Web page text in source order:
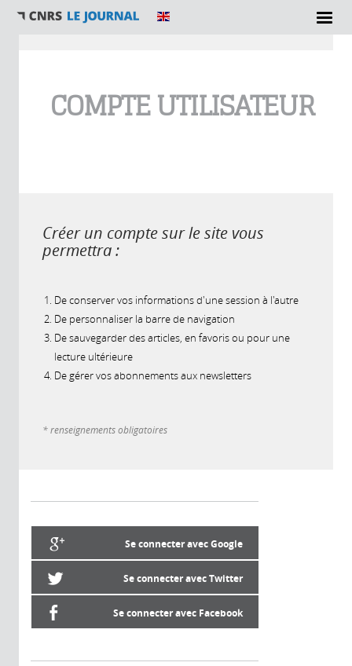
COMPTE UTILISATEUR
Créer un compte sur le site vous
permettra :
De conserver vos informations d'une session à l'autre
De personnaliser la barre de navigation
De sauvegarder des articles, en favoris ou pour une
lecture ultérieure
De gérer vos abonnements aux newsletters
* renseignements obligatoires
Se connecter avec Google
Se connecter avec Twitter
Se connecter avec Facebook